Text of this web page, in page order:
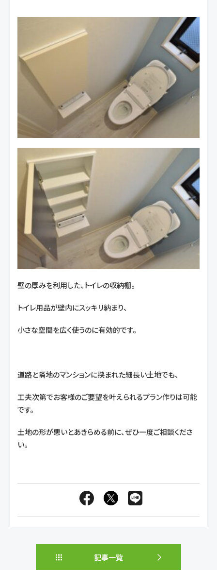
壁の厚みを利用した、トイレの収納棚。
トイレ用品が壁内にスッキリ納まり、
小さな空間を広く使うのに有効的です。
道路と隣地のマンションに挟まれた細長い土地でも、
工夫次第でお客様のご要望を叶えられるプラン作りは可能
です。
土地の形が悪いとあきらめる前に、ぜひ一度ご相談くださ
い。
記事一覧